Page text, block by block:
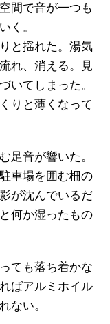
間で音が一つも
く。
と揺れた。湯気
れ、消える。見
いてしまった。
りと薄くなって
足音が響いた。
車場を囲む柵の
が沈んでいるだ
何か湿ったもの
ても落ち着かな
ばアルミホイル
ない。